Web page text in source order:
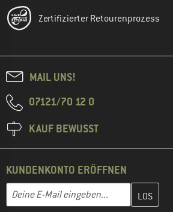
Zertifizierter Retourenprozess
MAIL UNS!
07121/70 12 0
KAUF BEWUSST
KUNDENKONTO ERÖFFNEN
E-Mail-Adresse
Gib hier deine E-Mail-Adresse ein und